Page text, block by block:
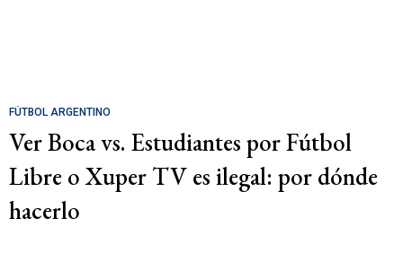
FÚTBOL ARGENTINO
Ver Boca vs. Estudiantes por Fútbol
Libre o Xuper TV es ilegal: por dónde
hacerlo